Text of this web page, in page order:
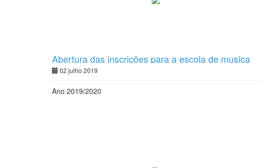
Abertura das inscrições para a escola de musica
02 julho 2019
Ano 2019/2020